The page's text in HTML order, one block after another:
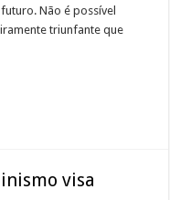
Não é possível
triunfante que
visa